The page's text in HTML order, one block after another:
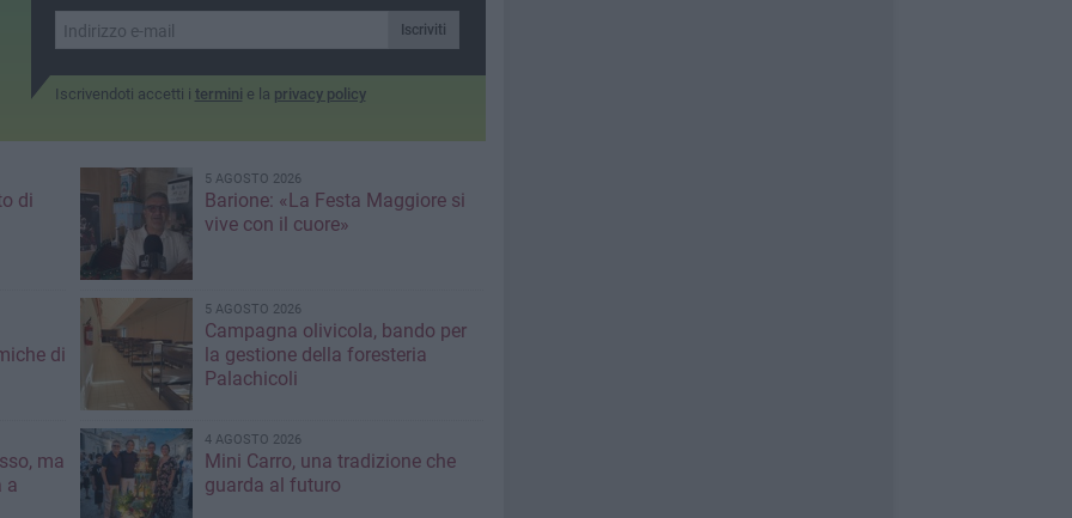
Iscriviti
Iscrivendoti accetti i termini e la privacy policy
di
5 AGOSTO 2026
Barione: «La Festa Maggiore si
vive con il cuore»
di
5 AGOSTO 2026
Campagna olivicola, bando per
la gestione della foresteria
Palachicoli
ma
a
4 AGOSTO 2026
Mini Carro, una tradizione che
guarda al futuro